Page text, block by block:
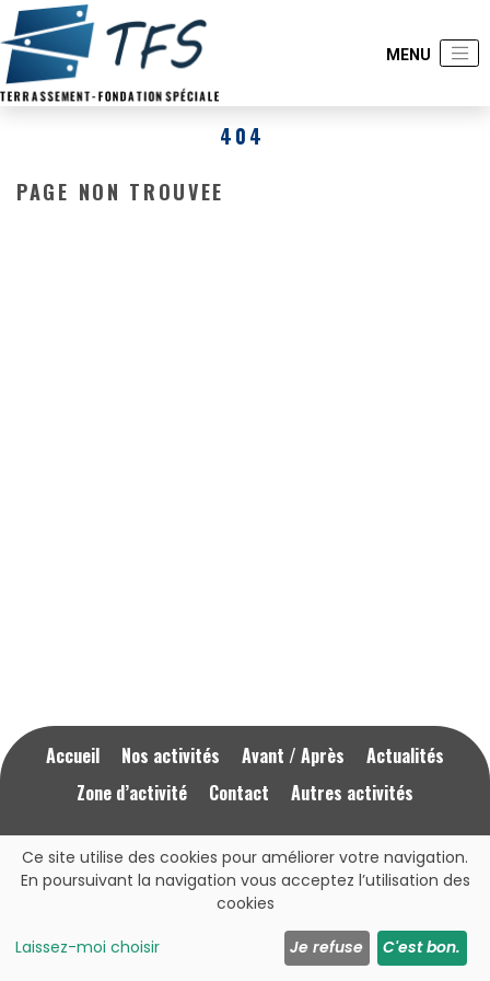
404
PAGE NON TROUVEE
Accueil Nos activités Avant / Après
Actualités
Zone d’activité
Contact Autres activités
Mentions Légales RGPD
Cliquez ici pour nous appeler
07 77 22 39 31
Ce site utilise des cookies pour améliorer votre navigation.
En poursuivant la navigation vous acceptez l’utilisation des
cookies
Laissez-moi choisir Je refuse C'est bon.